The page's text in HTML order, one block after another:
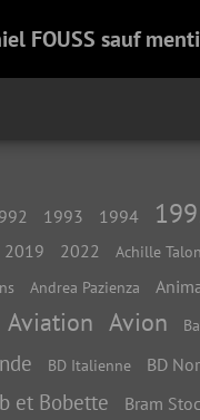
FOUSS sauf
1993 1994
2019 2022 Achille Talon
Andrea Pazienza
Aviation Avion
BD Italienne BD
et Bobette Bram